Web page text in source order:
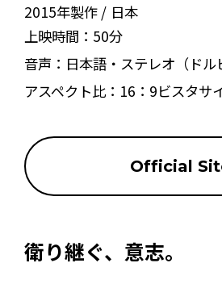
2015年製作
日本
上映時間： 50分
音声： 日本語・ステレオ（ドル
アスペクト比： 16：9ビスタサ
Official
衛り継ぐ、意志。